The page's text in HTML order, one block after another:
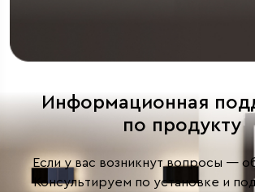
Информационная
по продукту
Если у вас возникнут вопросы —
Консультируем по установке и